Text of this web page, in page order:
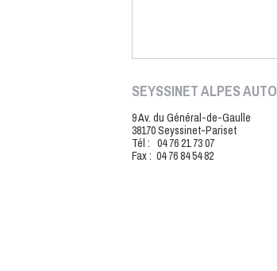
SEYSSINET ALPES AUTO
9 Av. du Général-de-Gaulle
38170 Seyssinet-Pariset
Tél : 04 76 21 73 07
Fax : 04 76 84 54 82